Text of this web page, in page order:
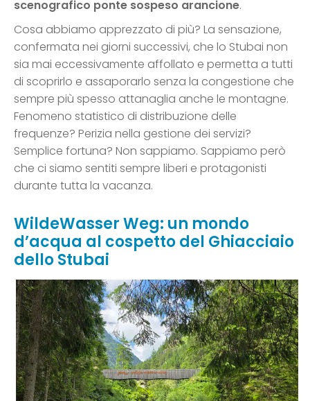
scenografico ponte sospeso arancione.
Cosa abbiamo apprezzato di più? La sensazione,
confermata nei giorni successivi, che lo Stubai non
sia mai eccessivamente affollato e permetta a tutti
di scoprirlo e assaporarlo senza la congestione che
sempre più spesso attanaglia anche le montagne.
Fenomeno statistico di distribuzione delle
frequenze? Perizia nella gestione dei servizi?
Semplice fortuna? Non sappiamo. Sappiamo però
che ci siamo sentiti sempre liberi e protagonisti
durante tutta la vacanza.
WildeWasser Weg: un mondo
d’acqua al cospetto del Ghiacciaio
dello Stubai